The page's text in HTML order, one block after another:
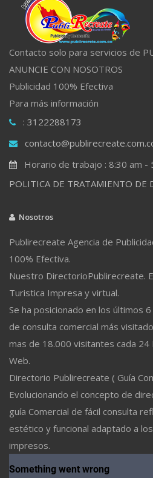
Contacto solo para servicios de
ANUNCIE CON NOSOTROS
Publicidad 100% Efectiva
Para más información
: 3122288173
Horario de trabajo : 8:30 am -
POLITICA DE TRATAMIENTO DE
Nosotros
Publirecreate Agencia de
100% Efectiva.
Nuestro DirectorioPublirecreate.
Turistica Impresa y virtual.
Se ha posicionado en los últimos
de consulta comercial más
mas de 18.000 visitantes cada
Web.
Directorio Publirecreate ( Guía
Evolucionando el concepto de
guía Comercial de fácil consulta
estético y funcional adaptado a
impresos.